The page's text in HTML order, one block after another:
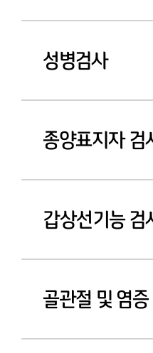
성병검사
종양표지자 검
갑상선기능 검
골관절 및 염